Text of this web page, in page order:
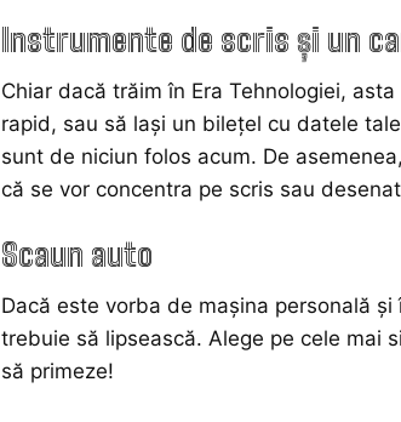
Instrumente de scris și un
Chiar dacă trăim în Era Tehnologiei,
rapid, sau să lași un bilețel cu datele
sunt de niciun folos acum. De
că se vor concentra pe scris sau
Scaun auto
Dacă este vorba de mașina personală
trebuie să lipsească. Alege pe cele mai
să primeze!